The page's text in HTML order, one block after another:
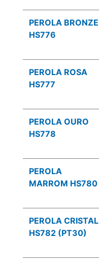
PEROLA BRONZE
HS776
PEROLA ROSA
HS777
PEROLA OURO
HS778
PEROLA
MARROM HS780
PEROLA CRISTAL
HS782 (PT30)